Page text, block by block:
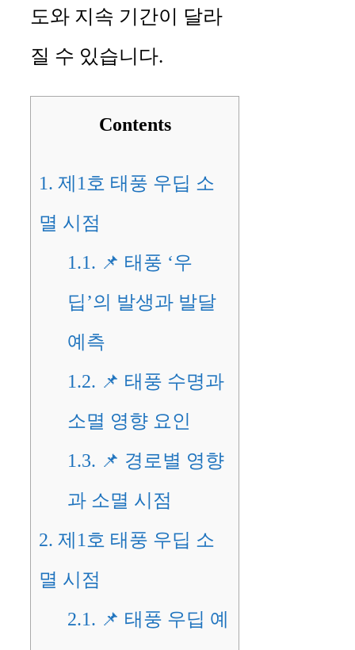
도와 지속 기간이 달라
질 수 있습니다.
Contents
1. 제1호 태풍 우딥 소
멸 시점
1.1. 📌 태풍 ‘우
딥’의 발생과 발달
예측
1.2. 📌 태풍 수명과
소멸 영향 요인
1.3. 📌 경로별 영향
과 소멸 시점
2. 제1호 태풍 우딥 소
멸 시점
2.1. 📌 태풍 우딥 예